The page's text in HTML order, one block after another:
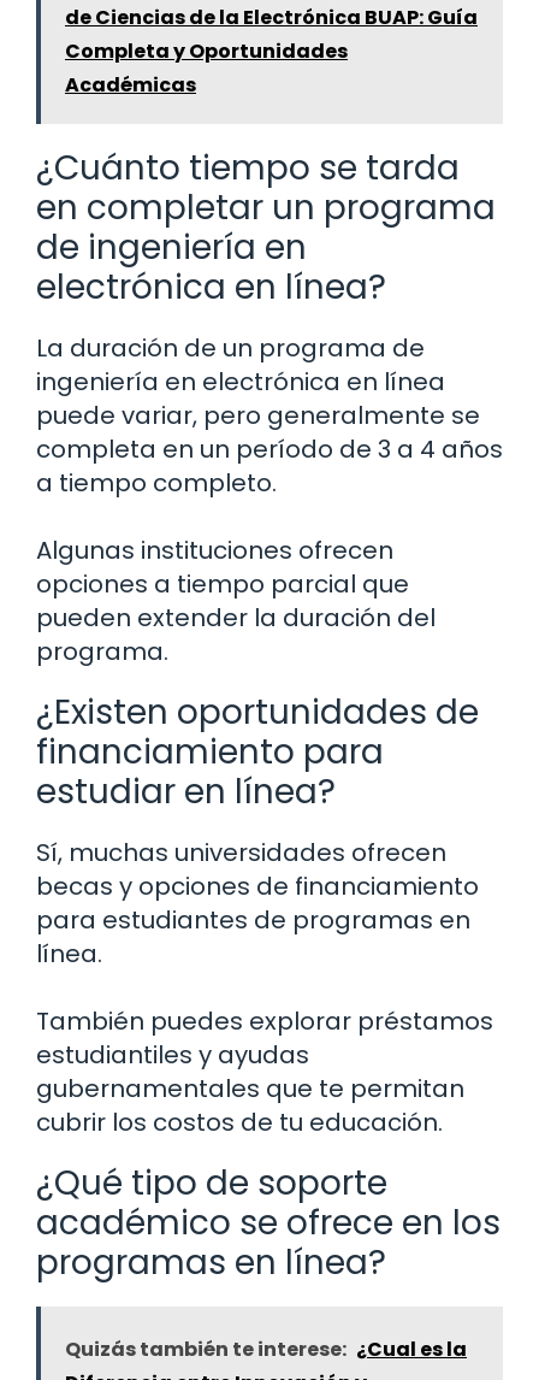
de Ciencias de la Electrónica BUAP: Guía
Completa y Oportunidades
Académicas
¿Cuánto tiempo se tarda
en completar un programa
de ingeniería en
electrónica en línea?
La duración de un programa de
ingeniería en electrónica en línea
puede variar, pero generalmente se
completa en un período de 3 a 4 años
a tiempo completo.
Algunas instituciones ofrecen
opciones a tiempo parcial que
pueden extender la duración del
programa.
¿Existen oportunidades de
financiamiento para
estudiar en línea?
Sí, muchas universidades ofrecen
becas y opciones de financiamiento
para estudiantes de programas en
línea.
También puedes explorar préstamos
estudiantiles y ayudas
gubernamentales que te permitan
cubrir los costos de tu educación.
¿Qué tipo de soporte
académico se ofrece en los
programas en línea?
Quizás también te interese: ¿Cual es la